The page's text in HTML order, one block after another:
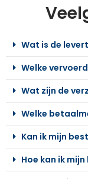
Wat is de
Welke
Wat zijn de
Welke
Kan ik mijn
Hoe kan ik